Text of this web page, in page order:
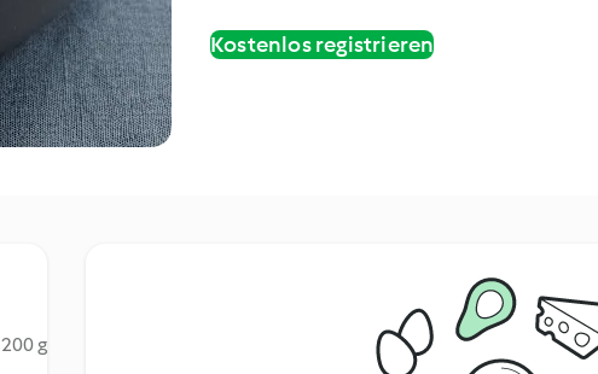
Kostenlos registrieren
200 g